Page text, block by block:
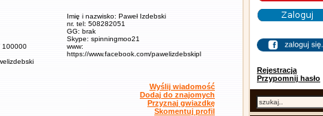
100000
Imię i nazwisko: Paweł Izdebski
nr. tel: 508282051
GG: brak
Skype: spinningmoo21
www:
https://www.facebook.com/pawelizdebskipl
Wyślij wiadomość
Dodaj do znajomych
Przyznaj gwiazdkę
Skomentuj profil
Rejestracja
Przypomnij hasło